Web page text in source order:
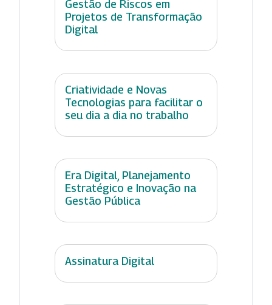
Gestão de Riscos em
Projetos de Transformação
Digital
Criatividade e Novas
Tecnologias para facilitar o
seu dia a dia no trabalho
Era Digital, Planejamento
Estratégico e Inovação na
Gestão Pública
Assinatura Digital